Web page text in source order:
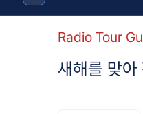
menu phụRadio Tour
새해를 맞아